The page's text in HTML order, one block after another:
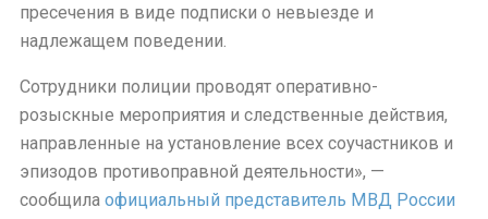
пресечения в виде подписки о невыезде и
надлежащем поведении.
Сотрудники полиции проводят оперативно-
розыскные мероприятия и следственные действия,
направленные на установление всех соучастников и
эпизодов противоправной деятельности», —
сообщила официальный представитель МВД России